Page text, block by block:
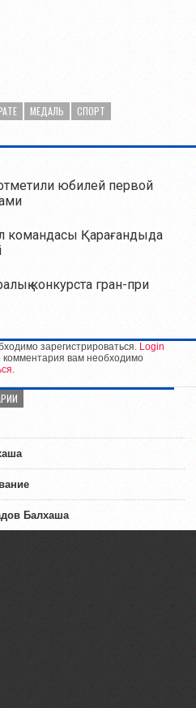
МЕДАЛЬ СПОРТ
юбилей первой
командасы Қарағандыда
конкурста гран-при
зарегистрироваться. Login
комментария вам необходимо
.
Балхаша